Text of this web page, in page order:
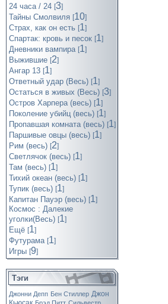
24 часа / 24 [3]
Тайны Смолвиля [10]
Страх, как он есть [1]
Спартак: кровь и песок [1]
Дневники вампира [1]
Выжившие [2]
Ангар 13 [1]
Ответный удар (Весь) [1]
Остаться в живых (Весь) [3]
Остров Харпера (весь) [1]
Поколение убийц (весь) [1]
Пропавшая комната (весь) [1]
Паршивые овцы (весь) [1]
Рим (весь) [2]
Светлячок (весь) [1]
Там (весь) [1]
Тихий океан (весь) [1]
Тупик (весь) [1]
Капитан Пауэр (весь) [1]
Космос : Далекие
уголки(Весь) [1]
Ещё [1]
Футурама [1]
Игры [9]
Тэги
Джонни Депп Бен Стиллер Джон